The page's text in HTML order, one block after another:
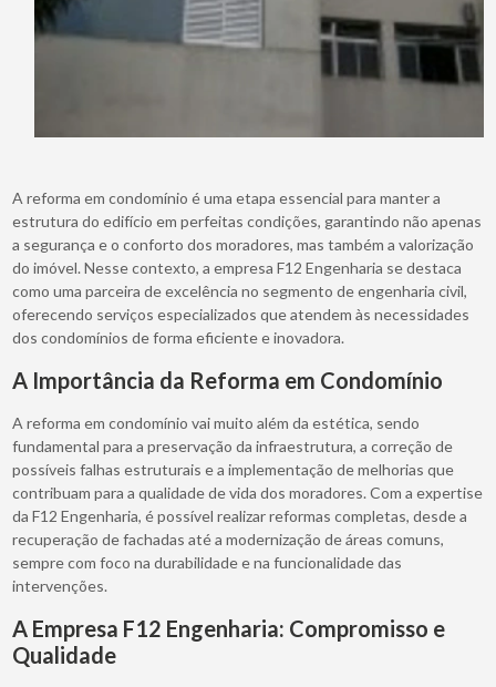
A reforma em condomínio é uma etapa essencial para manter a
estrutura do edifício em perfeitas condições, garantindo não apenas
a segurança e o conforto dos moradores, mas também a valorização
do imóvel. Nesse contexto, a empresa F12 Engenharia se destaca
como uma parceira de excelência no segmento de engenharia civil,
oferecendo serviços especializados que atendem às necessidades
dos condomínios de forma eficiente e inovadora.
A Importância da Reforma em Condomínio
A reforma em condomínio vai muito além da estética, sendo
fundamental para a preservação da infraestrutura, a correção de
possíveis falhas estruturais e a implementação de melhorias que
contribuam para a qualidade de vida dos moradores. Com a expertise
da F12 Engenharia, é possível realizar reformas completas, desde a
recuperação de fachadas até a modernização de áreas comuns,
sempre com foco na durabilidade e na funcionalidade das
intervenções.
A Empresa F12 Engenharia: Compromisso e
Qualidade